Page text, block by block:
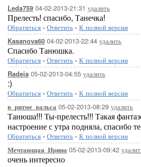
Leda759 04-02-2013-21:31 удалить
Прелесть! спасибо, Танечка!
Обратиться - Ответить - К полной версии
Kasanova60 04-02-2013-22:44 удалить
Спасибо Танюшка.
Обратиться - Ответить - К полной версии
Radeia 05-02-2013-04:55 удалить
:)
Обратиться - Ответить - К полной версии
в_ритме_вальса 05-02-2013-08:29 удалить
Танюша!!! Ты-прелесть!!! Такая
настроение с утра подняла, спасибо
Обратиться - Ответить - К полной версии
Мечтающая_Ирина 05-02-2013-09:42
очень интересно